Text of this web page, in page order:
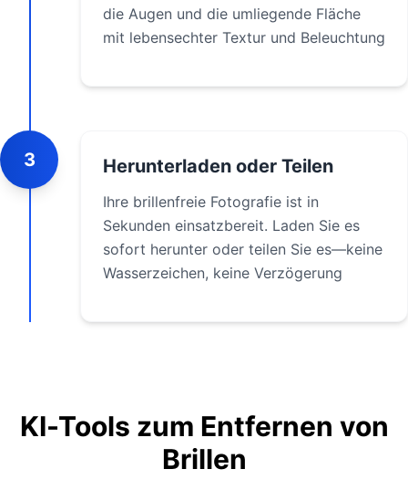
die Augen und die umliegende Fläche
mit lebensechter Textur und Beleuchtung
3 Herunterladen oder Teilen
Ihre brillenfreie Fotografie ist in
Sekunden einsatzbereit. Laden Sie es
sofort herunter oder teilen Sie es—keine
Wasserzeichen, keine Verzögerung
KI-Tools zum Entfernen von
Brillen